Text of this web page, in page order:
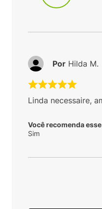
Linda necessaire,
Você recomenda
Sim
Por Hilda M.